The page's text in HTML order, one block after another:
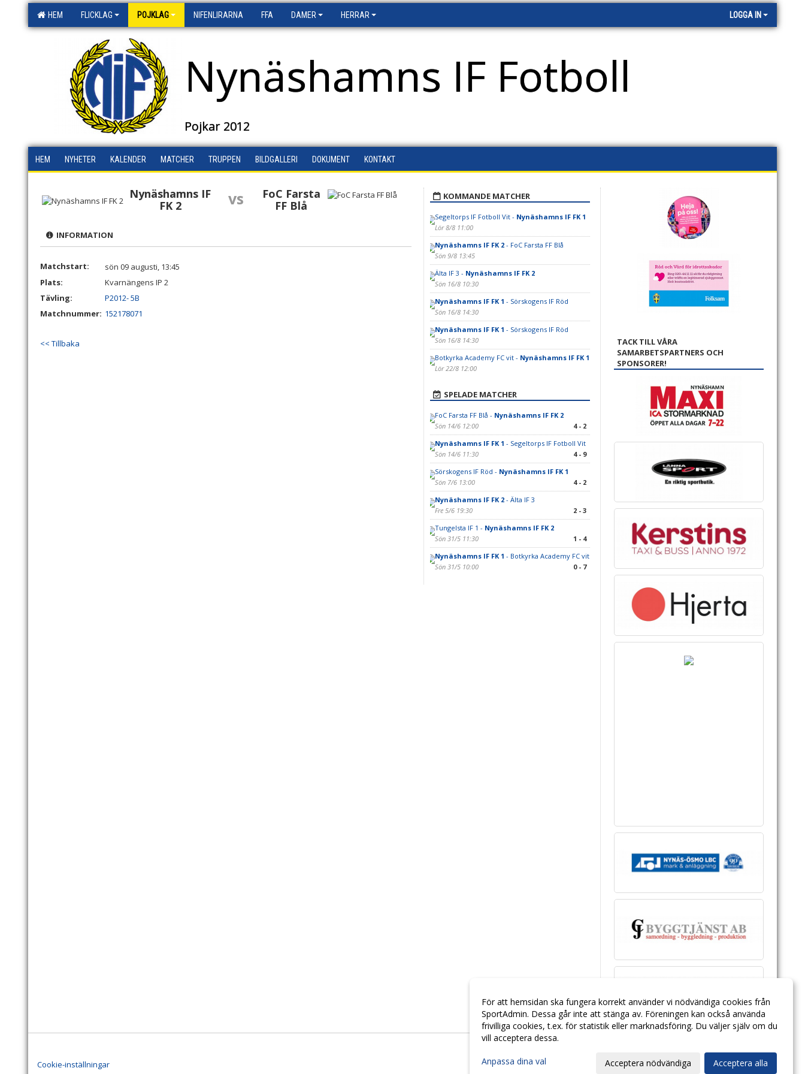
HEM FLICKLAG POJKLAG NIFENLIRARNA FFA DAMER HERRAR LOGGA IN
Nynäshamns IF Fotboll
Pojkar 2012
HEM NYHETER KALENDER MATCHER TRUPPEN BILDGALLERI DOKUMENT KONTAKT
Nynäshamns IF
FK 2
vs
FoC Farsta
FF Blå
INFORMATION
Matchstart:
sön 09 augusti, 13:45
Plats:
Kvarnängens IP 2
Tävling:
P2012- 5B
Matchnummer: 152178071
<< Tillbaka
KOMMANDE MATCHER
Segeltorps IF Fotboll Vit - Nynäshamns IF FK 1
Lör 8/8 11:00
Nynäshamns IF FK 2- FoC Farsta FF Blå
Sön 9/8 13:45
Älta IF 3 - Nynäshamns IF FK 2
Sön 16/8 10:30
Nynäshamns IF FK 1 - Sörskogens IF Röd
Sön 16/8 14:30
Nynäshamns IF FK 1 - Sörskogens IF Röd
Sön 16/8 14:30
Botkyrka Academy FC vit - Nynäshamns IF FK 1
Lör 22/8 12:00
SPELADE MATCHER
FoC Farsta FF Blå - Nynäshamns IF FK 2
Sön 14/6 12:00
4 - 2
Nynäshamns IF FK 1 - Segeltorps IF Fotboll Vit
Sön 14/6 11:30
4 - 9
Sörskogens IF Röd - Nynäshamns IF FK 1
Sön 7/6 13:00
4 - 2
Nynäshamns IF FK 2- Älta IF 3
Fre 5/6 19:30
2 - 3
Tungelsta IF 1 - Nynäshamns IF FK 2
Sön 31/5 11:30
1 - 4
Nynäshamns IF FK 1 - Botkyrka Academy FC vit
Sön 31/5 10:00
0 - 7
TACK TILL VÅRA
SAMARBETSPARTNERS OCH
SPONSORER!
Cookie-inställningar
För att hemsidan ska fungera korrekt använder vi nödvändiga cookies från
SportAdmin. Dessa går inte att stänga av. Föreningen kan också använda
frivilliga cookies, t.ex. för statistik eller marknadsföring. Du väljer själv om du
vill acceptera dessa.
Anpassa dina val Acceptera nödvändiga Acceptera alla